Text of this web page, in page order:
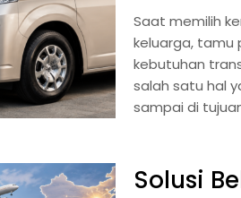
Saat memilih
keluarga, tamu
kebutuhan
salah satu hal
sampai di
Solusi